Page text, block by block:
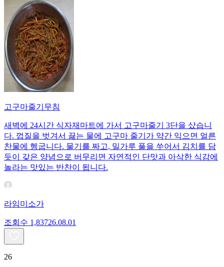
고구마줄기무침
새벽에 24시간 식자재마트에 가서 고구마줄기 3단을 샀습니
다. 껍질을 벗겨서 끓는 물에 고구마 줄기가 약간 익으면 얼른
찬물에 헹굽니다. 물기를 짜고, 밀가루 풀을 쑤어서 김치를 담
듯이 갖은 양념으로 버무리면 자연적인 단맛과 아삭한 식감에
놀라는 맛있는 반찬이 됩니다.
라임미소가
조회수 1,83726.08.01
26